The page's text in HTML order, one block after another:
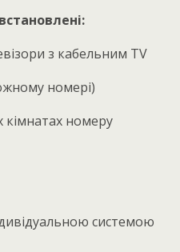
з кабельним ТV
номері)
номеру
системою